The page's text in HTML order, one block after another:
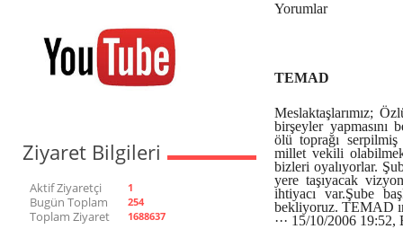
Ziyaret Bilgileri
Aktif Ziyaretçi 1
Bugün Toplam 254
Toplam Ziyaret 1688637
Yorumlar
TEMAD
Meslaktaşlarımız;
birşeyler yapmasını
ölü toprağı serpilmiş
millet vekili
bizleri oyalıyorlar.
yere taşıyacak
ihtiyacı var.Şube
bekliyoruz. TEMAD
··· 15/10/2006